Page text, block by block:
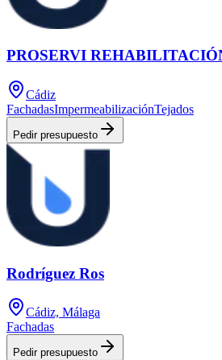
PROSERVI
Cádiz
FachadasImpermeabilizaciónTejados
Pedir presupuesto
Rodríguez Ros
Cádiz, Málaga
Fachadas
Pedir presupuesto